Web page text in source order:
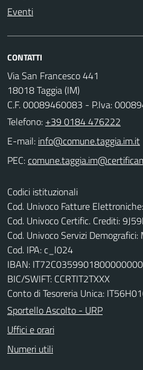
Eventi
CONTATTI
Via San Francesco 441
18018 Taggia (IM)
C.F. 00089460083 - P.Iva:
Telefono: +39 0184 476222
E-mail:
PEC:
Codici istituzionali
Cod. Univoco Fatture
Cod. Univoco Certific. Crediti:
Cod. Univoco Servizi Demografici:
Cod. IPA: c_l024
IBAN:
BIC/SWIFT: CCRTIT2TXXX
Conto di Tesoreria Unica:
Sportello Ascolto - URP
Uffici e orari
Numeri utili